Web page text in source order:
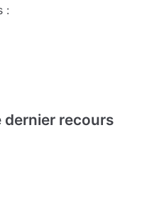
:
dernier recours